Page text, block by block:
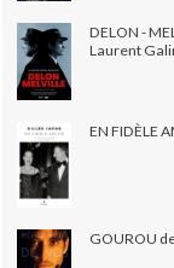
DELON -
Laurent
EN FIDÈLE
GOUROU